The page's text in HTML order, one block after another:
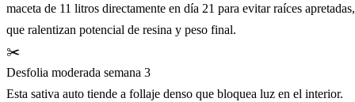
maceta de 11 litros directamente en día 21 para evitar raíces apretadas,
que ralentizan potencial de resina y peso final.
✂️
Desfolia moderada semana 3
Esta sativa auto tiende a follaje denso que bloquea luz en el interior.